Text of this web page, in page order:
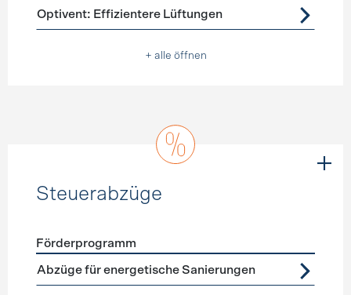
Förderprogramme Lüftung
Optivent: Effizientere Lüftungen
+ alle öffnen
Steuerabzüge
Förderprogramme Steuerabzüge
Förderprogramm
Abzüge für energetische Sanierungen